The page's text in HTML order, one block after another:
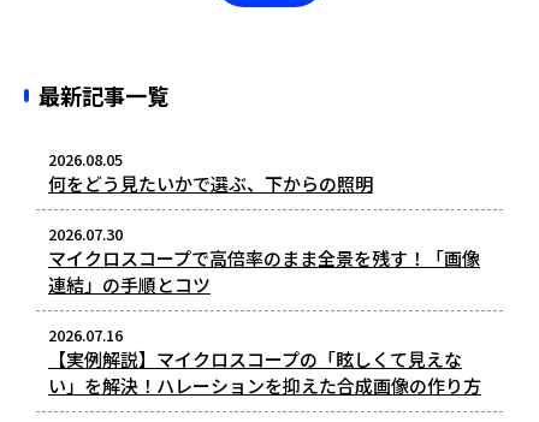
最新記事一覧
2026.08.05
何をどう見たいかで選ぶ、下からの照明
2026.07.30
マイクロスコープで高倍率のまま全景を残す！「画像
連結」の手順とコツ
2026.07.16
【実例解説】マイクロスコープの「眩しくて見えな
い」を解決！ハレーションを抑えた合成画像の作り方